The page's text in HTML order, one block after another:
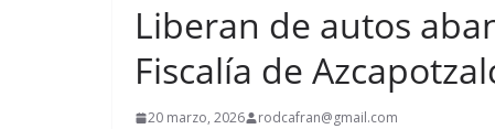
Liberan de autos
Fiscalía de
20 marzo, 2026 rodcafran@gmail.com